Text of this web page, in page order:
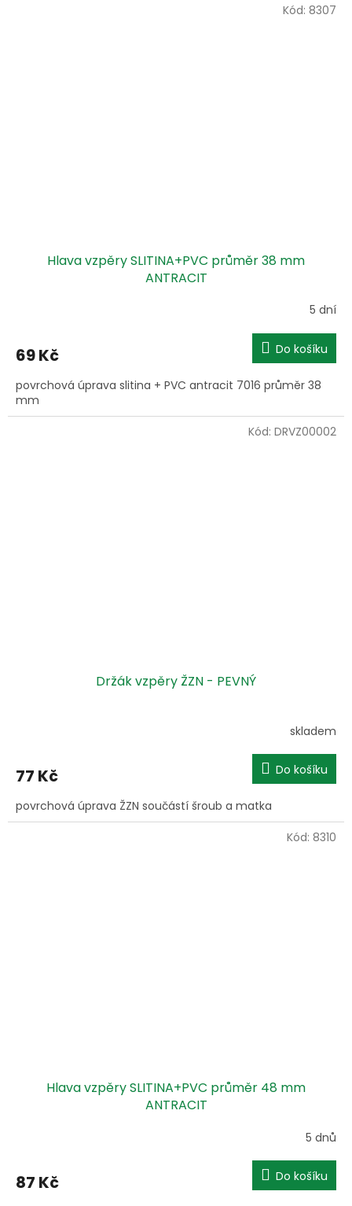
Hlava vzpěry SLITINA+PVC průměr 38 mm
ANTRACIT
5 dní
69 Kč Do košíku
povrchová úprava slitina + PVC antracit 7016 průměr 38
mm
Kód: 8307
Držák vzpěry ŽZN - PEVNÝ
skladem
77 Kč Do košíku
povrchová úprava ŽZN součástí šroub a matka
Kód: DRVZ00002
Hlava vzpěry SLITINA+PVC průměr 48 mm
ANTRACIT
5 dnů
87 Kč Do košíku
Kód: 8310